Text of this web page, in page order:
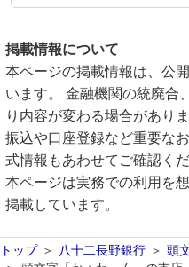
掲載情報について
本ページの掲載情報は、公
います。 金融機関の統廃合
り内容が変わる場合がありま
振込や口座登録など重要な
式情報もあわせてご確認くだ
本ページは実務での利用を
掲載しています。
トップ 八十二長野銀行
頭